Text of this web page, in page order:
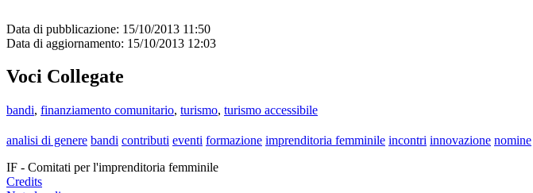
Data di pubblicazione: 15/10/2013 11:50
Data di aggiornamento: 15/10/2013 12:03
Voci Collegate
bandi, finanziamento comunitario, turismo, turismo accessibile
analisi di genere bandi contributi eventi formazione imprenditoria femminile incontri innovazione nomine
IF - Comitati per l'imprenditoria femminile
Credits